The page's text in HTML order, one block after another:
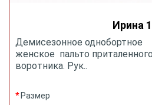
Ирина 1
Демисезонное однобортное
женское пальто
воротника. Рук..
Размер